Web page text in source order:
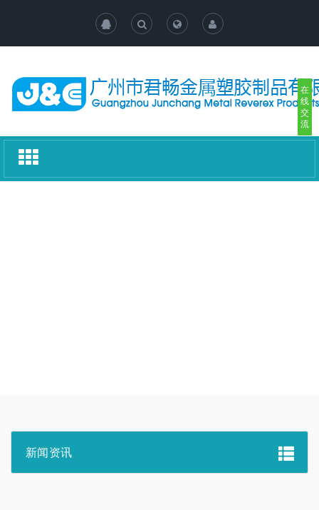
新闻资讯
在
线
交
流